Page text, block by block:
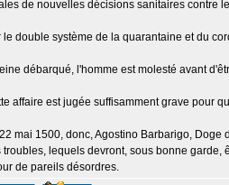
de nouvelles décisions sanitaires contre
le double système de la quarantaine et du
débarqué, l'homme est molesté avant
affaire est jugée suffisamment grave pour
mai 1500, donc, Agostino Barbarigo,
troubles, lequels devront, sous bonne garde,
de pareils désordres.